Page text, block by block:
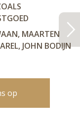
MAARTEN
JOHN BODIJN
op